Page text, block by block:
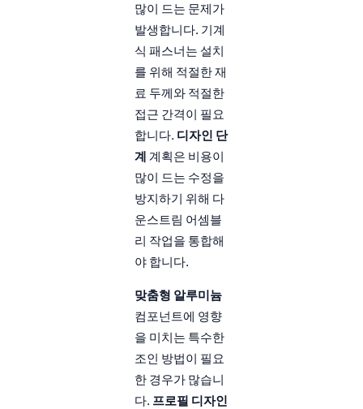
많이 드는 문제가
발생합니다. 기계
식 패스너는 설치
를 위해 적절한 재
료 두께와 적절한
접근 간격이 필요
합니다. 디자인 단
계 계획은 비용이
많이 드는 수정을
방지하기 위해 다
운스트림 어셈블
리 작업을 통합해
야 합니다.
맞춤형 알루미늄
컴포넌트에 영향
을 미치는 특수한
조인 방법이 필요
한 경우가 많습니
다. 프로필 디자인